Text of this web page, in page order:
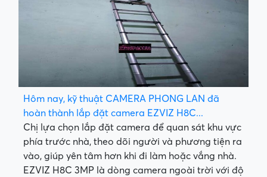
Hôm nay, kỹ thuật CAMERA PHONG LAN đã
hoàn thành lắp đặt camera EZVIZ H8C...
Chị lựa chọn lắp đặt camera để quan sát khu vực
phía trước nhà, theo dõi người và phương tiện ra
vào, giúp yên tâm hơn khi đi làm hoặc vắng nhà.
EZVIZ H8C 3MP là dòng camera ngoài trời với độ